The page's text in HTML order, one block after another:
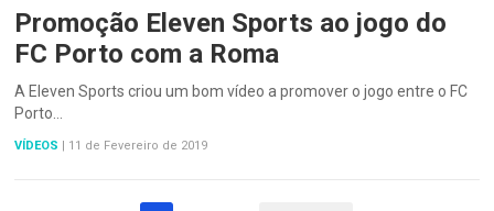
Promoção Eleven Sports ao jogo do
FC Porto com a Roma
A Eleven Sports criou um bom vídeo a promover o jogo entre o FC
Porto…
VÍDEOS 11 de Fevereiro de 2019